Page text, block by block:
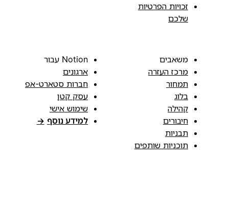
זכויות הפרטיות
שלכם
משאבים
מרכז העזרה
תמחור
בלוג
קהילה
חיבורים
תבניות
תוכניות שותפים
Notion עבור
ארגונים
חברות סטארט-אפ
עסק קטן
שימוש אישי
למידע נוסף →